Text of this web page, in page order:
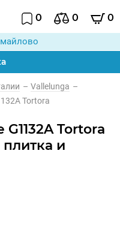
0 0 0
– Vallelunga –
Tortora
Tortora
и